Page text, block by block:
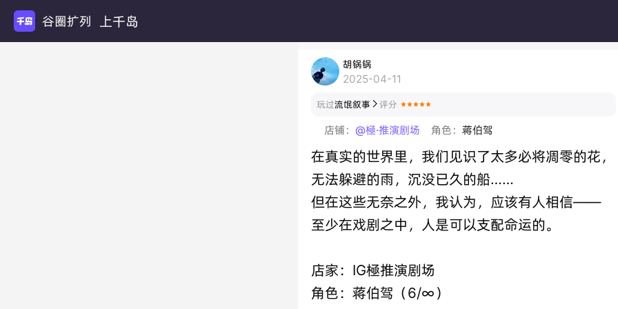
谷圈扩列 上千岛
胡锅锅
2025-04-11
玩过流氓叙事 评分
店铺： @極·推演剧场 角色： 蒋伯驾
在真实的世界里，我们见识了太多必将凋零的花，
无法躲避的雨，沉没已久的船……
但在这些无奈之外，我认为，应该有人相信——
至少在戏剧之中，人是可以支配命运的。
店家：IG極推演剧场
角色：蒋伯驾（6/∞）